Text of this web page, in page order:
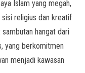
Islam yang megah,
religius dan kreatif
hangat dari
yang berkomitmen
menjadi kawasan